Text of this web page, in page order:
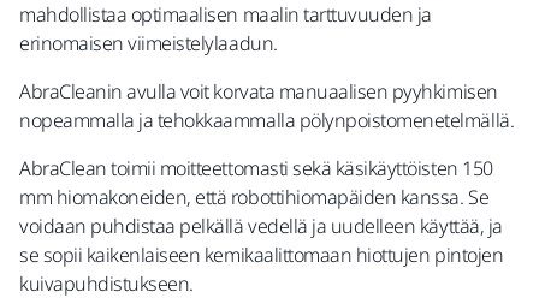
mahdollistaa optimaalisen maalin tarttuvuuden ja
erinomaisen viimeistelylaadun.
AbraCleanin avulla voit korvata manuaalisen pyyhkimisen
nopeammalla ja tehokkaammalla pölynpoistomenetelmällä.
AbraClean toimii moitteettomasti sekä käsikäyttöisten 150
mm hiomakoneiden, että robottihiomapäiden kanssa. Se
voidaan puhdistaa pelkällä vedellä ja uudelleen käyttää, ja
se sopii kaikenlaiseen kemikaalittomaan hiottujen pintojen
kuivapuhdistukseen.